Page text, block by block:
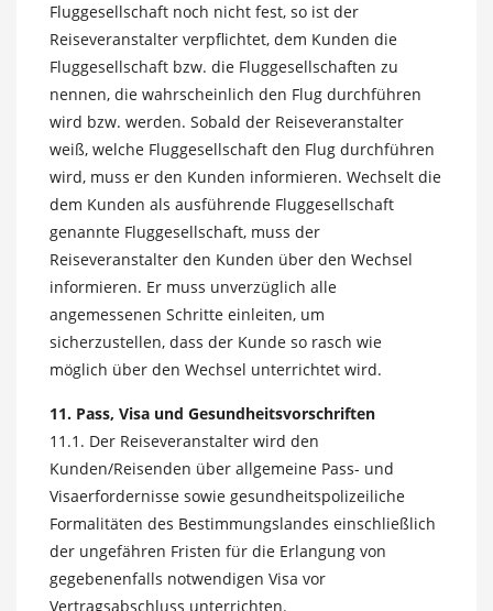
Fluggesellschaft noch nicht fest, so ist der
Reiseveranstalter verpflichtet, dem Kunden die
Fluggesellschaft bzw. die Fluggesellschaften zu
nennen, die wahrscheinlich den Flug durchführen
wird bzw. werden. Sobald der Reiseveranstalter
weiß, welche Fluggesellschaft den Flug durchführen
wird, muss er den Kunden informieren. Wechselt die
dem Kunden als ausführende Fluggesellschaft
genannte Fluggesellschaft, muss der
Reiseveranstalter den Kunden über den Wechsel
informieren. Er muss unverzüglich alle
angemessenen Schritte einleiten, um
sicherzustellen, dass der Kunde so rasch wie
möglich über den Wechsel unterrichtet wird.
11. Pass, Visa und Gesundheitsvorschriften
11.1. Der Reiseveranstalter wird den
Kunden/Reisenden über allgemeine Pass- und
Visaerfordernisse sowie gesundheitspolizeiliche
Formalitäten des Bestimmungslandes einschließlich
der ungefähren Fristen für die Erlangung von
gegebenenfalls notwendigen Visa vor
Vertragsabschluss unterrichten.